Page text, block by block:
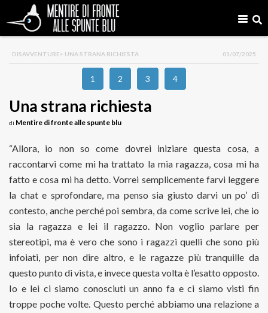
DISAVVENTURE> UNA STRANA RICHIESTA 01/07/2025
1 2 3 4
Una strana richiesta
di Mentire di fronte alle spunte blu
“Allora, io non so come dovrei iniziare questa cosa, a
raccontarvi come mi ha trattato la mia ragazza, cosa mi ha
fatto e cosa mi ha detto. Vorrei semplicemente farvi leggere
la chat e sprofondare, ma penso sia giusto darvi un po’ di
contesto, anche perché poi sembra, da come scrive lei, che io
sia la ragazza e lei il ragazzo. Non voglio parlare per
stereotipi, ma è vero che sono i ragazzi quelli che sono più
infoiati, per non dire altro, e le ragazze più tranquille da
questo punto di vista, e invece questa volta è l’esatto opposto.
Io e lei ci siamo conosciuti un anno fa e ci siamo visti fin
troppe poche volte. Questo perché abbiamo una relazione a